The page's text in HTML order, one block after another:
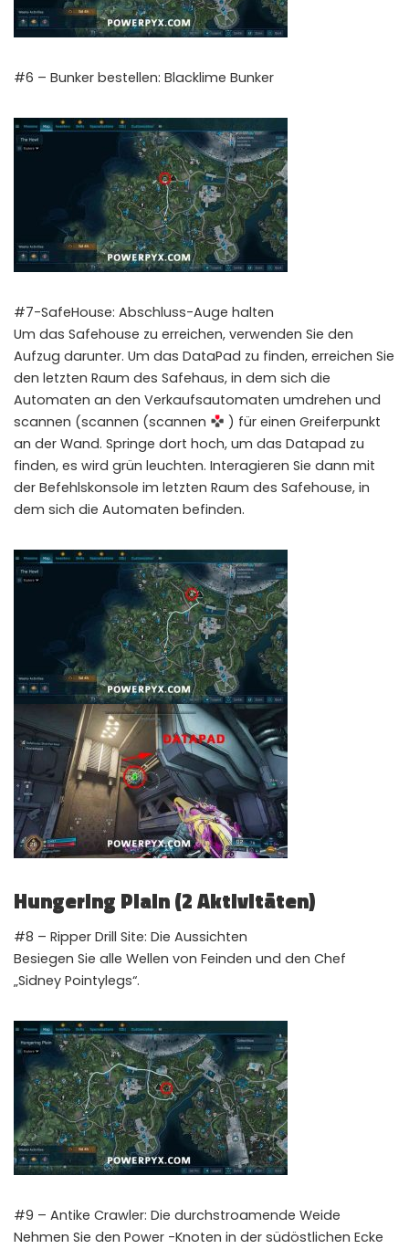
#6 – Bunker bestellen: Blacklime Bunker
#7-SafeHouse: Abschluss-Auge halten
Um das Safehouse zu erreichen, verwenden Sie den
Aufzug darunter. Um das DataPad zu finden, erreichen Sie
den letzten Raum des Safehaus, in dem sich die
Automaten an den Verkaufsautomaten umdrehen und
scannen (scannen (scannen
) für einen Greiferpunkt
an der Wand. Springe dort hoch, um das Datapad zu
finden, es wird grün leuchten. Interagieren Sie dann mit
der Befehlskonsole im letzten Raum des Safehouse, in
dem sich die Automaten befinden.
Hungering Plain (2 Aktivitäten)
#8 – Ripper Drill Site: Die Aussichten
Besiegen Sie alle Wellen von Feinden und den Chef
„Sidney Pointylegs“.
#9 – Antike Crawler: Die durchstroamende Weide
Nehmen Sie den Power -Knoten in der südöstlichen Ecke